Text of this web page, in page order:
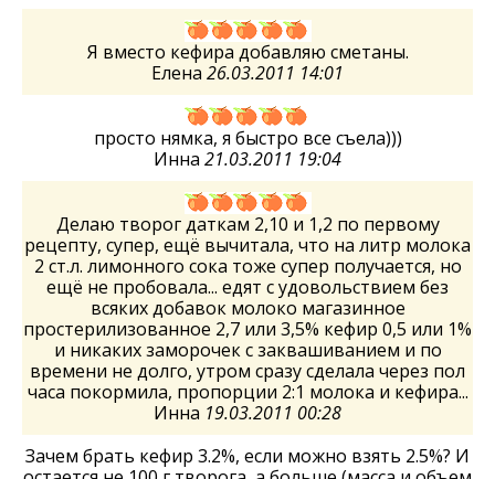
Я вместо кефира добавляю сметаны.
Елена 26.03.2011 14:01
просто нямка, я быстро все съела)))
Инна 21.03.2011 19:04
Делаю творог даткам 2,10 и 1,2 по первому
рецепту, супер, ещё вычитала, что на литр молока
2 ст.л. лимонного сока тоже супер получается, но
ещё не пробовала... едят с удовольствием без
всяких добавок молоко магазинное
простерилизованное 2,7 или 3,5% кефир 0,5 или 1%
и никаких заморочек с заквашиванием и по
времени не долго, утром сразу сделала через пол
часа покормила, пропорции 2:1 молока и кефира...
Инна 19.03.2011 00:28
Зачем брать кефир 3.2%, если можно взять 2.5%? И